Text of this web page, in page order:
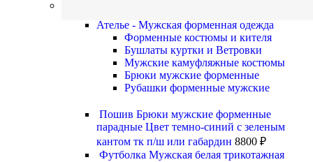
Ателье - Мужская форменная одежда
Форменные костюмы и кителя
Бушлаты куртки и Ветровки
Мужские камуфляжные костюмы
Брюки мужские форменные
Рубашки форменные мужские
Пошив Брюки мужские форменные
парадные Цвет темно-синий с зеленым
кантом тк п/ш или габардин 8800 ₽
Футболка Мужская белая трикотажная